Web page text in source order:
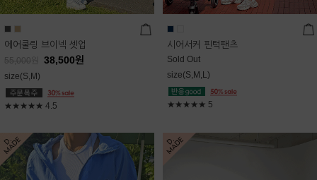
에어쿨링 브이넥 셋업
55,000 38,500원
size(S,M)
★★★★★ 4.5
시어서커 핀턱팬츠
Sold Out
size(S,M,L)
★★★★★ 5